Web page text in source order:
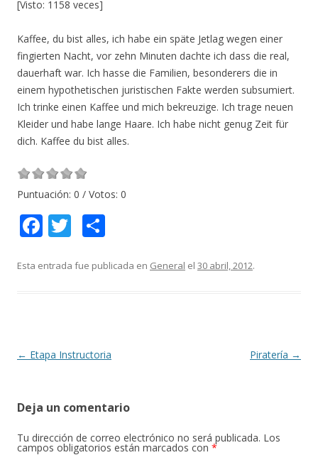
[Visto: 1158 veces]
Kaffee, du bist alles, ich habe ein späte Jetlag wegen einer
fingierten Nacht, vor zehn Minuten dachte ich dass die real,
dauerhaft war. Ich hasse die Familien, besonderers die in
einem hypothetischen juristischen Fakte werden subsumiert.
Ich trinke einen Kaffee und mich bekreuzige. Ich trage neuen
Kleider und habe lange Haare. Ich habe nicht genug Zeit für
dich. Kaffee du bist alles.
Puntuación: 0 / Votos: 0
F
e
k
T
itt m
r
Esta entrada fue publicada en General el 30 abril, 2012.
Navegación
← Etapa Instructoria Piratería →
Deja un comentario
Tu dirección de correo electrónico no será publicada. Los
campos obligatorios están marcados con *